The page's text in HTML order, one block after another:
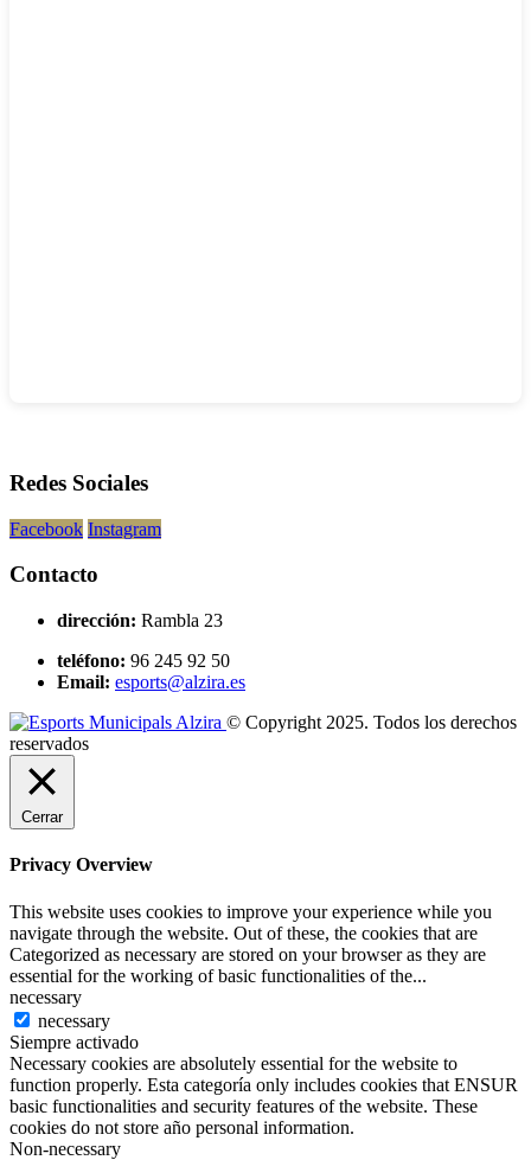
Redes Sociales
Facebook Instagram
Contacto
dirección: Rambla 23
teléfono: 96 245 92 50
Email: esports@alzira.es
© Copyright 2025. Todos los derechos
reservados
Cerrar
Privacy Overview
This website uses cookies to improve your experience while you
navigate through the website. Out of these, the cookies that are
Categorized as necessary are stored on your browser as they are
essential for the working of basic functionalities of the...
necessary
necessary
Siempre activado
Necessary cookies are absolutely essential for the website to
function properly. Esta categoría only includes cookies that ENSUR
basic functionalities and security features of the website. These
cookies do not store año personal information.
Non-necessary